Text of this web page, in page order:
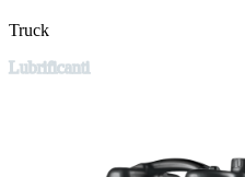
Truck
Lubrificanti